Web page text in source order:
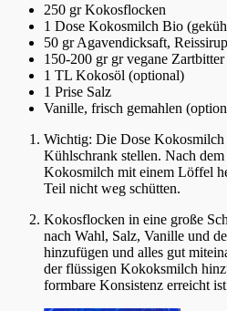
250 gr Kokosflocken
1 Dose Kokosmilch Bio
50 gr Agavendicksaft,
150-200 gr gr vegane
1 TL Kokosöl (optional)
1 Prise Salz
Vanille, frisch gemahlen
Wichtig: Die Dose Kokosmilch
Kühlschrank stellen. Nach
Kokosmilch mit einem Löffel
Teil nicht weg schütten.
Kokosflocken in eine große
nach Wahl, Salz, Vanille und
hinzufügen und alles gut
der flüssigen Kokoksmilch
formbare Konsistenz erreicht